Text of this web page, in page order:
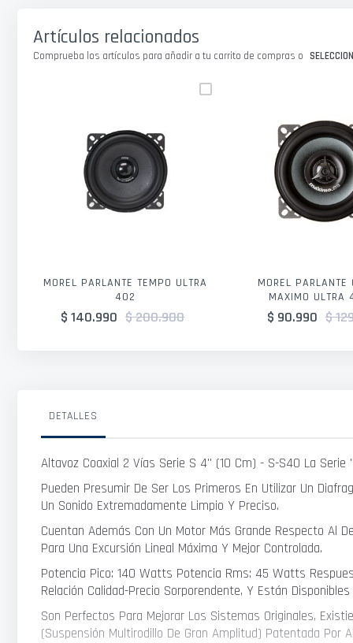
imágenes
Artículos relacionados
Comprueba los artículos para añadir a tu carrito de compras o
MOREL PARLANTE TEMPO ULTRA
402
$ 140.990 $ 200.900
MOREL PARLANTE
MAXIMO
$ 90.990 $
DETALLES
Altavoz Coaxial 2 Vías Serie S 4" (10 Cm) - S-S40 La
Pueden Presumir De Ser Los Primeros En Utilizar Un
Un Sonido Extremadamente Limpio Y Preciso.
Cuentan Además Con Un Motor Más Grande Respecto Al
Para Una Excursión Lineal Máxima Y Mejor Controlada.
Potencia Pico: 140 Watts Potencia Rms: 45 Watts
Relación Calidad-Precio Sorporendente, Y Están
Son Perfectos Para Mejorar Los Sistemas Originales,
(Suspensión Multirodillo De Gran Amplitud) Patentada Por